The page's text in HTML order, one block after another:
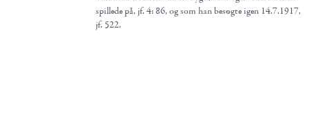
spillede på, jf. 4: 86, og som han besøgte igen 14.7.1917,
jf. 522.